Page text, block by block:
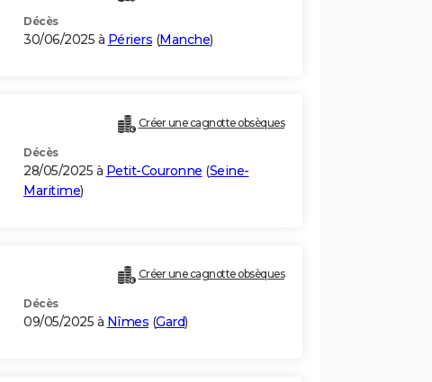
Décès
30/06/2025 à Périers (Manche)
Créer une cagnotte obsèques
Décès
28/05/2025 à Petit-Couronne (Seine-
Maritime)
Créer une cagnotte obsèques
Décès
09/05/2025 à Nîmes (Gard)